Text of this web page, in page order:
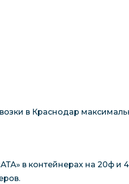
в Краснодар
в контейнерах на 20ф и